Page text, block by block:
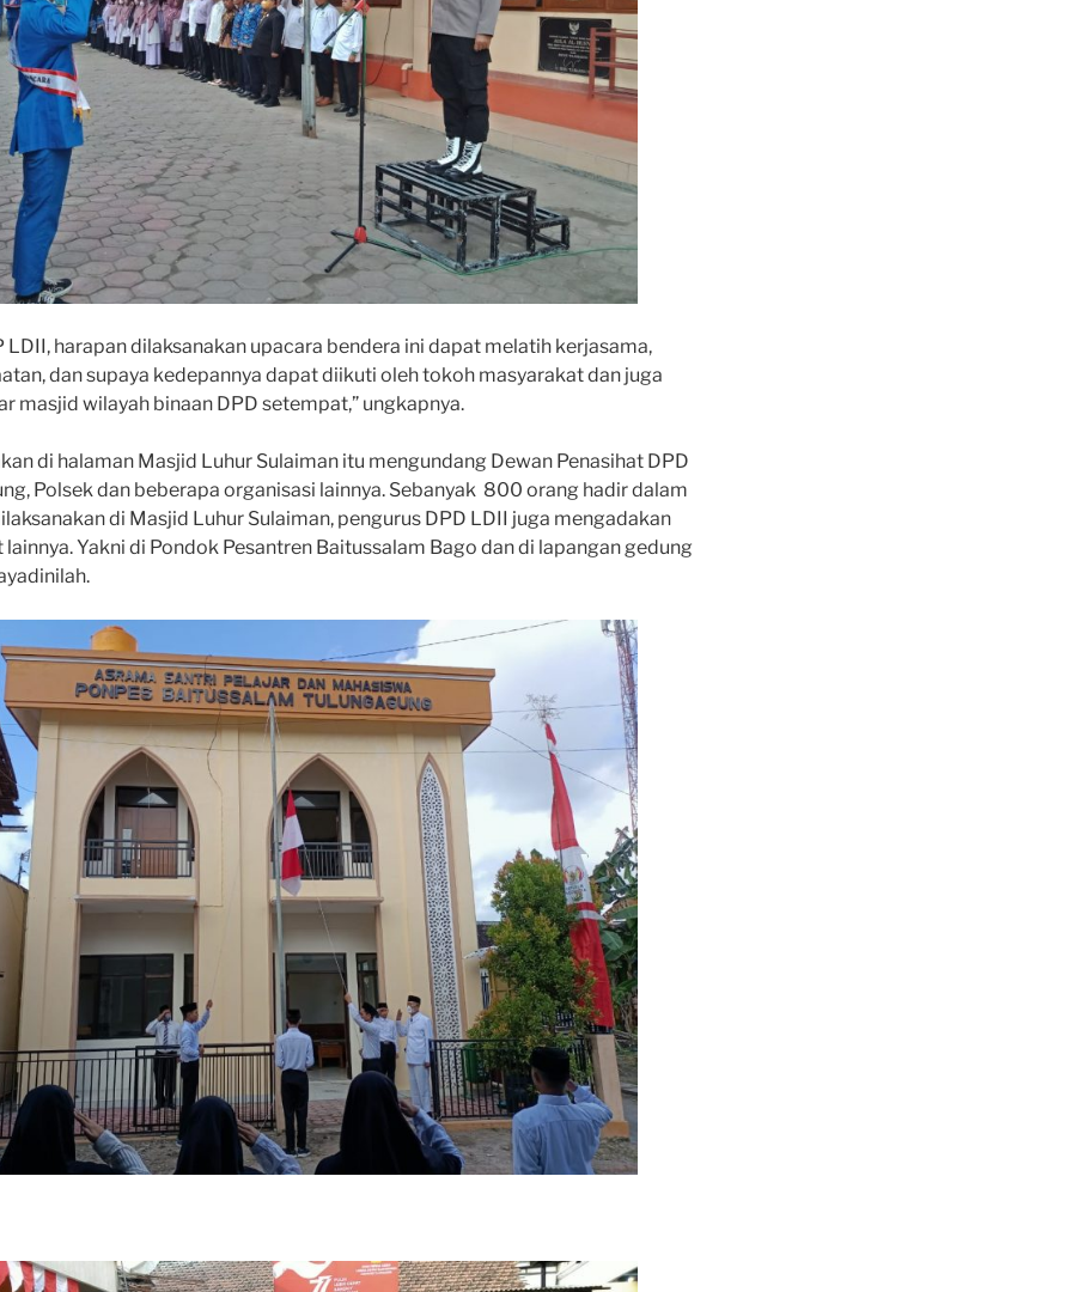
LDII, harapan dilaksanakan upacara bendera ini dapat melatih kerjasama,
dan supaya kedepannya dapat diikuti oleh tokoh masyarakat dan juga
masjid wilayah binaan DPD setempat,” ungkapnya.
di halaman Masjid Luhur Sulaiman itu mengundang Dewan Penasihat DPD
Polsek dan beberapa organisasi lainnya. Sebanyak 800 orang hadir dalam
di Masjid Luhur Sulaiman, pengurus DPD LDII juga mengadakan
Yakni di Pondok Pesantren Baitussalam Bago dan di lapangan gedung